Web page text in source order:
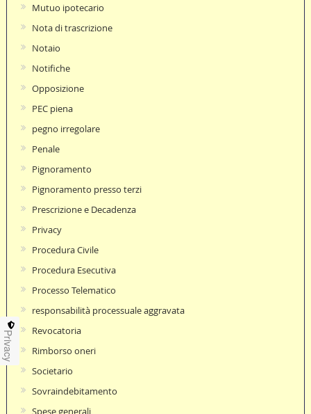
Mutuo ipotecario
Nota di trascrizione
Notaio
Notifiche
Opposizione
PEC piena
pegno irregolare
Penale
Pignoramento
Pignoramento presso terzi
Prescrizione e Decadenza
Privacy
Procedura Civile
Procedura Esecutiva
Processo Telematico
responsabilità processuale aggravata
Revocatoria
Rimborso oneri
Societario
Sovraindebitamento
Spese generali
Privacy